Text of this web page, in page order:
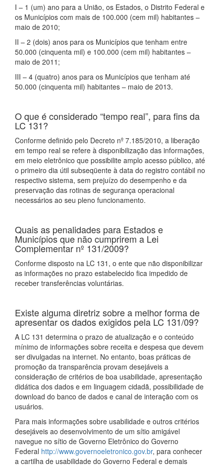
I – 1 (um) ano para a União, os Estados, o Distrito Federal e
os Municípios com mais de 100.000 (cem mil) habitantes –
maio de 2010;
II – 2 (dois) anos para os Municípios que tenham entre
50.000 (cinquenta mil) e 100.000 (cem mil) habitantes –
maio de 2011;
III – 4 (quatro) anos para os Municípios que tenham até
50.000 (cinquenta mil) habitantes – maio de 2013.
O que é considerado “tempo real”, para fins da
LC 131?
Conforme definido pelo Decreto nº 7.185/2010, a liberação
em tempo real se refere à disponibilização das informações,
em meio eletrônico que possibilite amplo acesso público, até
o primeiro dia útil subseqüente à data do registro contábil no
respectivo sistema, sem prejuízo do desempenho e da
preservação das rotinas de segurança operacional
necessários ao seu pleno funcionamento.
Quais as penalidades para Estados e
Municípios que não cumprirem a Lei
Complementar nº 131/2009?
Conforme disposto na LC 131, o ente que não disponibilizar
as informações no prazo estabelecido fica impedido de
receber transferências voluntárias.
Existe alguma diretriz sobre a melhor forma de
apresentar os dados exigidos pela LC 131/09?
A LC 131 determina o prazo de atualização e o conteúdo
mínimo de informações sobre receita e despesa que devem
ser divulgadas na internet. No entanto, boas práticas de
promoção da transparência provam desejáveis a
consideração de critérios de boa usabilidade, apresentação
didática dos dados e em linguagem cidadã, possibilidade de
download do banco de dados e canal de interação com os
usuários.
Para mais informações sobre usabilidade e outros critérios
desejáveis ao desenvolvimento de um sítio amigável
navegue no sítio de Governo Eletrônico do Governo
Federal http://www.governoeletronico.gov.br, para conhecer
a cartilha de usabilidade do Governo Federal e demais